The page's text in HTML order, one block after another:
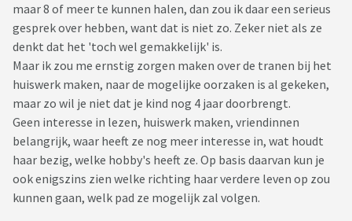
maar 8 of meer te kunnen halen, dan zou ik daar een serieus
gesprek over hebben, want dat is niet zo. Zeker niet als ze
denkt dat het 'toch wel gemakkelijk' is.
Maar ik zou me ernstig zorgen maken over de tranen bij het
huiswerk maken, naar de mogelijke oorzaken is al gekeken,
maar zo wil je niet dat je kind nog 4 jaar doorbrengt.
Geen interesse in lezen, huiswerk maken, vriendinnen
belangrijk, waar heeft ze nog meer interesse in, wat houdt
haar bezig, welke hobby's heeft ze. Op basis daarvan kun je
ook enigszins zien welke richting haar verdere leven op zou
kunnen gaan, welk pad ze mogelijk zal volgen.